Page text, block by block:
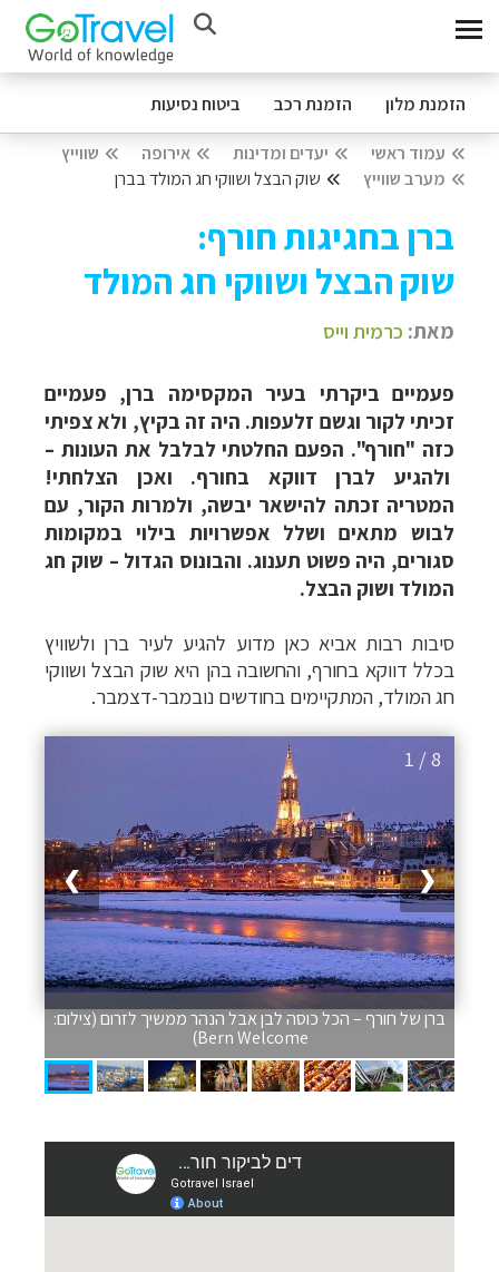
הזמנת מלון הזמנת רכב ביטוח נסיעות
עמוד ראשי יעדים ומדינות אירופה
שווייץ
מערב שווייץ
שוק הבצל ושווקי חג המולד בברן
ברן בחגיגות חורף:
שוק הבצל ושווקי חג המולד
מאת: כרמית וייס
פעמיים ביקרתי בעיר המקסימה ברן, פעמיים
זכיתי לקור וגשם זלעפות. היה זה בקיץ, ולא צפיתי
כזה "חורף". הפעם החלטתי לבלבל את העונות –
ולהגיע לברן דווקא בחורף. ואכן הצלחתי!
המטריה זכתה להישאר יבשה, ולמרות הקור, עם
לבוש מתאים ושלל אפשרויות בילוי במקומות
סגורים, היה פשוט תענוג. והבונוס הגדול – שוק חג
המולד ושוק הבצל.
סיבות רבות אביא כאן מדוע להגיע לעיר ברן ולשוויץ
בכלל דווקא בחורף, והחשובה בהן היאשוק הבצל ושווקי
חג המולד, המתקיימים בחודשים נובמבר-דצמבר.
1 / 8
❯ ❮
ברן של חורף – הכל כוסה לבן אבל הנהר ממשיך לזרום (צילום:
Bern Welcome)